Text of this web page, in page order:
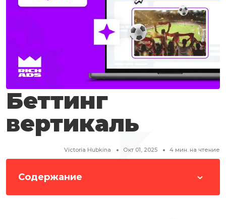
Беттинг
вертикаль
Victoria Hubkina Окт 01, 2025 4 мин. на чтение
Содержание